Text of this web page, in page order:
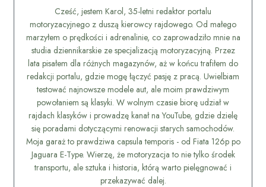
Cześć, jestem Karol, 35-letni redaktor portalu
motoryzacyjnego z duszą kierowcy rajdowego. Od małego
marzyłem o prędkości i adrenalinie, co zaprowadziło mnie na
studia dziennikarskie ze specjalizacją motoryzacyjną. Przez
lata pisałem dla różnych magazynów, aż w końcu trafiłem do
redakcji portalu, gdzie mogę łączyć pasję z pracą. Uwielbiam
testować najnowsze modele aut, ale moim prawdziwym
powołaniem są klasyki. W wolnym czasie biorę udział w
rajdach klasyków i prowadzę kanał na YouTube, gdzie dzielę
się poradami dotyczącymi renowacji starych samochodów.
Moja garaż to prawdziwa capsula temporis - od Fiata 126p po
Jaguara E-Type. Wierzę, że motoryzacja to nie tylko środek
transportu, ale sztuka i historia, którą warto pielęgnować i
przekazywać dalej.